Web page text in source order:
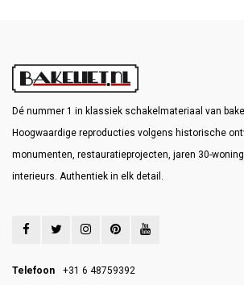
Dé nummer 1 in klassiek schakelmateriaal van
Hoogwaardige reproducties volgens historische
monumenten, restauratieprojecten, jaren 30-
interieurs. Authentiek in elk detail.
Telefoon
+31 6 48759392